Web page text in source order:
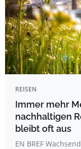
REISEN
Immer mehr
nachhaltigen
bleibt oft aus
EN BREF